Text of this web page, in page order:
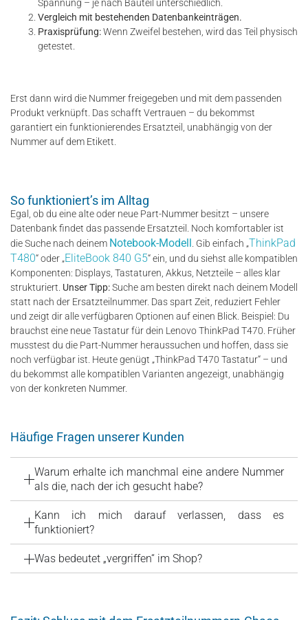
Spannung – je nach Bauteil unterschiedlich.
Vergleich mit bestehenden Datenbankeinträgen.
Praxisprüfung:Wenn Zweifel bestehen, wird das Teil physisch
getestet.
Erst dann wird die Nummer freigegeben und mit dem passenden
Produkt verknüpft. Das schafft Vertrauen – du bekommst
garantiert ein funktionierendes Ersatzteil, unabhängig von der
Nummer auf dem Etikett.
So funktioniert’s im Alltag
Egal, ob du eine alte oder neue Part-Nummer besitzt – unsere
Datenbank findet das passende Ersatzteil. Noch komfortabler ist
die Suche nach deinem Notebook-Modell . Gib einfach „ThinkPad
T480“ oder „EliteBook 840 G5“ ein, und du siehst alle kompatiblen
Komponenten: Displays, Tastaturen, Akkus, Netzteile – alles klar
strukturiert. Unser Tipp:Suche am besten direkt nach deinem Modell
statt nach der Ersatzteilnummer. Das spart Zeit, reduziert Fehler
und zeigt dir alle verfügbaren Optionen auf einen Blick. Beispiel: Du
brauchst eine neue Tastatur für dein Lenovo ThinkPad T470. Früher
musstest du die Part-Nummer heraussuchen und hoffen, dass sie
noch verfügbar ist. Heute genügt „ThinkPad T470 Tastatur“ – und
du bekommst alle kompatiblen Varianten angezeigt, unabhängig
von der konkreten Nummer.
Häufige Fragen unserer Kunden
Warum erhalte ich manchmal eine andere Nummer
als die, nach der ich gesucht habe?
Kann ich mich darauf verlassen, dass es
funktioniert?
Was bedeutet „vergriffen“ im Shop?